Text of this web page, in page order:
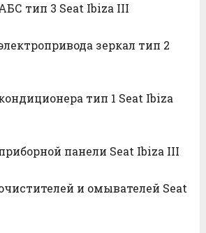
тип 3 Seat Ibiza III
зеркал тип 2
тип 1 Seat Ibiza
панели Seat Ibiza III
и омывателей Seat